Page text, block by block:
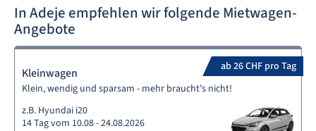
In Adeje empfehlen wir folgende Mietwagen-
Angebote
ab 26 CHF pro Tag
Kleinwagen
Klein, wendig und sparsam - mehr braucht's nicht!
z.B. Hyundai i20
14 Tag vom 10.08 - 24.08.2026